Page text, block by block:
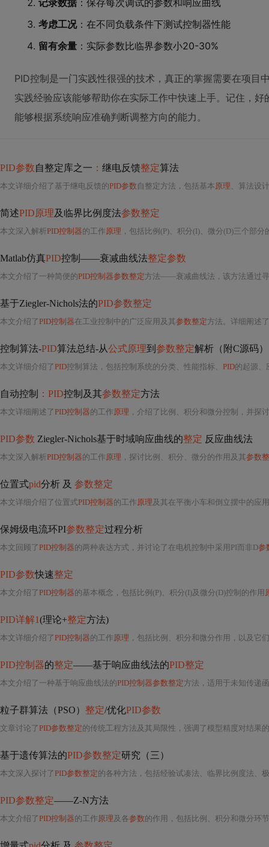
记录数据 ：保存每次调试的参数和响应曲线
考虑工况：在不同负载条件下测试控制器性能
留有余量 ：实际参数比临界参数小20-30%
PID控制是一门实践性很强的技术，真正的掌握需要在项目
实践经验应该能够帮助你在实际工作中快速上手。记住，
能够根据系统响应准确判断调整方向的能力。
PID参数自整定库之一 ： 继电反馈整定算法
本文详细介绍了基于继电反馈的PID参数 自整定方法，包括基本原理 、算法设
简述PID原理及临界比例度法参数整定
本文深入解析PID控制器的工作原理 ，包括比例(P)、积分(I)、微分(D)三个部分
Matlab仿真PID控制——衰减曲线法整定参数
本文介绍了一种简便的PID控制器参数整定方法——衰减曲线法，该方法通过
基于Ziegler-Nichols法的PID参数整定
本文介绍了PID控制器在工业控制中的广泛应用及其参数整定方法。详细阐述
控制算法-PID算法总结-从公式原理到 参数整定解析（附C源码）
本文详细介绍了PID控制算法，包括控制系统的分类、性能指标、 PID的起源、
自动控制 ：PID控制及其参数整定方法
本文详细阐述了PID控制器的工作原理 ，介绍了比例、积分和微分控制，并探讨了包
PID参数 Ziegler-Nichols基于时域响应曲线的整定 反应曲线法
本文深入解析PID控制器的工作原理 ，探讨比例、积分、微分的作用及其参数
位置式pid分析 及 参数整定
本文详细介绍了位置式PID控制器的工作原理及其在平衡小车和倒立摆中的应
保姆级电流环PI参数整定过程分析
本文回顾了PID控制器的两种表达方式，并讨论了在电机控制中采用PI而非D参
PID参数快速整定
本文介绍了PID控制器的基本概念，包括比例(P)、积分(I)及微分(D)控制的作用
PID详解1(理论+整定方法)
本文详细介绍了PID控制器的工作原理 ，包括比例、积分和微分作用，以及它们
PID控制器的整定——基于响应曲线法的PID整定
本文介绍了一种基于响应曲线法的PID控制器参数整定方法，适用于未知传递函数的单
粒子群算法（PSO） 整定/优化PID参数
文章讨论了PID参数整定的传统工程方法及其局限性，强调了模型精度对结果的影
基于遗传算法的PID参数整定研究（三）
本文深入探讨了PID参数整定的各种方法，包括经验试凑法、临界比例度法、
PID参数整定——Z-N方法
本文介绍了PID控制器的工作原理及各参数的作用，包括比例、积分和微分环